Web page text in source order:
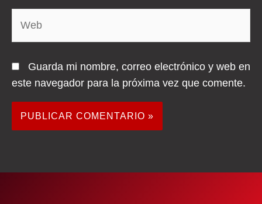
Guarda mi nombre, correo electrónico y web en
este navegador para la próxima vez que comente.